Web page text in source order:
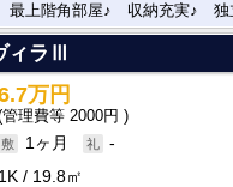
最上階角部屋♪ 収納充実♪ 独
ィラⅢ
万円
2000円
1ヶ月
-
1K
19.8㎡